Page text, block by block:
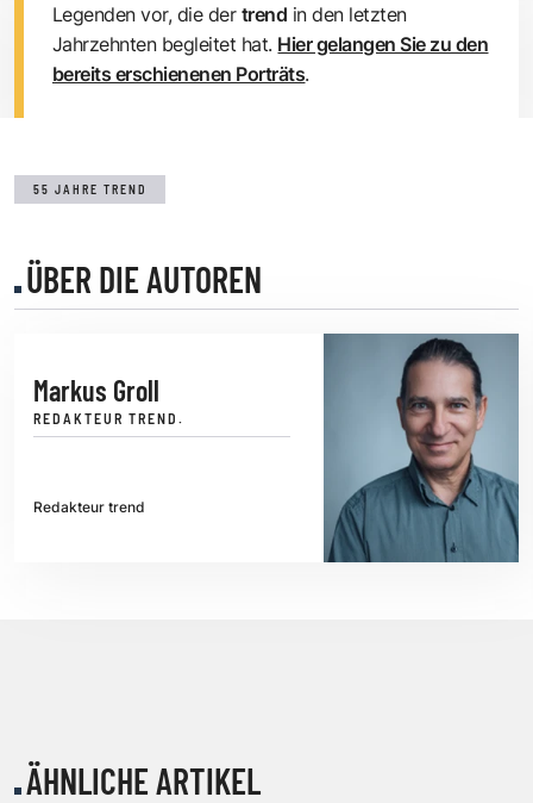
Legenden vor, die der trend in den letzten
Jahrzehnten begleitet hat. Hier gelangen Sie zu den
bereits erschienenen Porträts.
55 JAHRE TREND
ÜBER DIE AUTOREN
Markus Groll
REDAKTEUR TREND.
Redakteur trend
ÄHNLICHE ARTIKEL